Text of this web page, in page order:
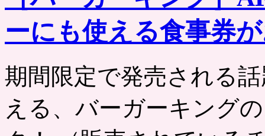
ーにも使える食事券
期間限定で発売される
える、バーガーキング